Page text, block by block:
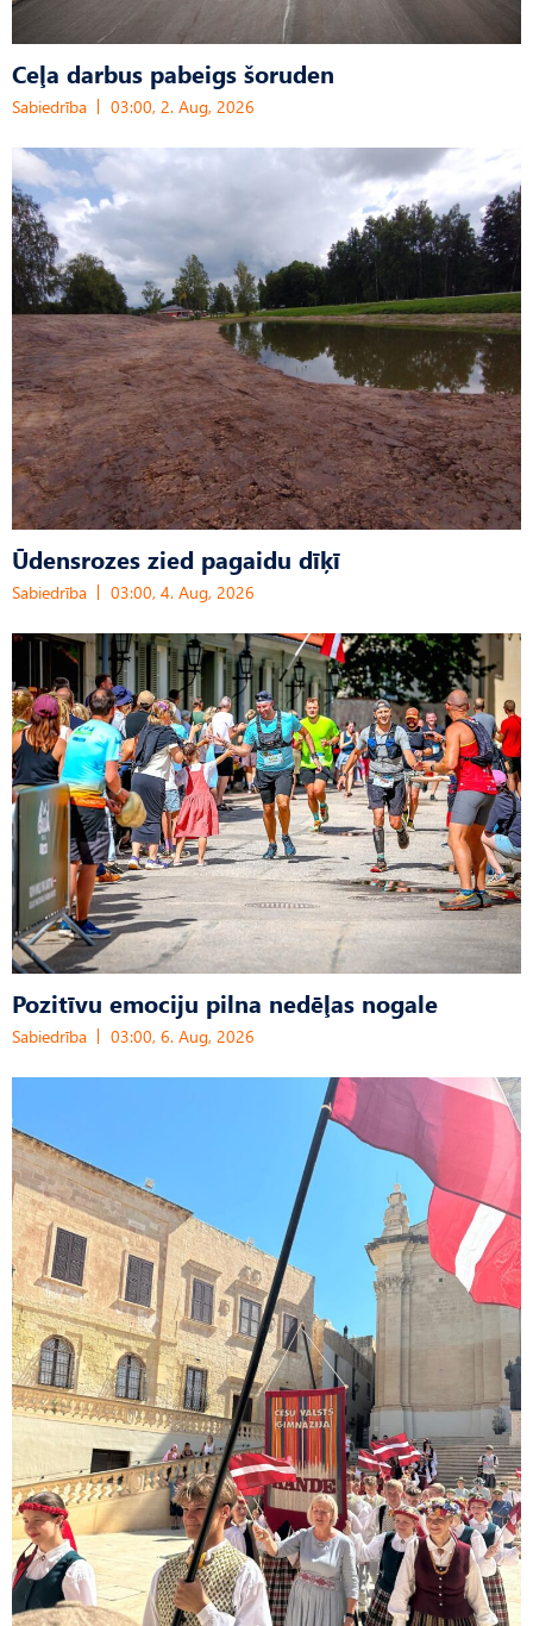
Ceļa darbus pabeigs šoruden
Sabiedrība 03:00, 2. Aug, 2026
Ūdensrozes zied pagaidu dīķī
Sabiedrība 03:00, 4. Aug, 2026
Pozitīvu emociju pilna nedēļas nogale
Sabiedrība 03:00, 6. Aug, 2026